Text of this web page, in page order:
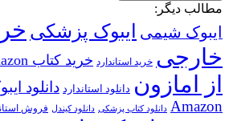
مطالب دیگر:
ایبوک شیمی ایبوک پزشکی
خارجی خرید استاندارد خرید کتاب amazon
از امازون دانلود استاندارد دانلود
Amazon دانلود کتاب پزشکی دانلود کیندل فروش